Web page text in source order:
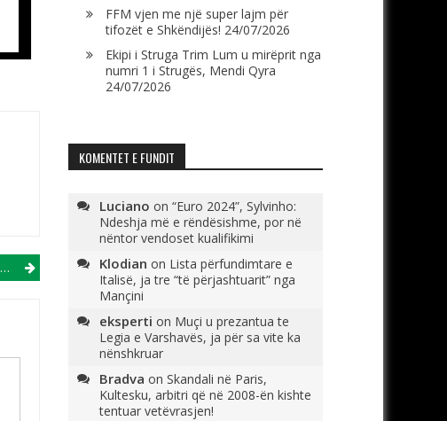
FFM vjen me një super lajm për
tifozët e Shkëndijës! 24/07/2026
Ekipi i Struga Trim Lum u mirëprit nga
numri 1 i Strugës, Mendi Qyra
24/07/2026
KOMENTET E FUNDIT
Luciano on “Euro 2024”, Sylvinho:
Ndeshja më e rëndësishme, por në
nëntor vendoset kualifikimi
Klodian on Lista përfundimtare e
Italisë, ja tre “të përjashtuarit” nga
Mançini
eksperti on Muçi u prezantua te
Legia e Varshavës, ja për sa vite ka
nënshkruar
Bradva on Skandali në Paris,
Kultesku, arbitri që në 2008-ën kishte
tentuar vetëvrasjen!